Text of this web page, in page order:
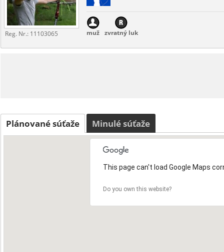
Reg. Nr.: 11103065 muž zvratný luk
Plánované súťaže Minulé súťaže
This page can't load Google Maps
Do you own this website?